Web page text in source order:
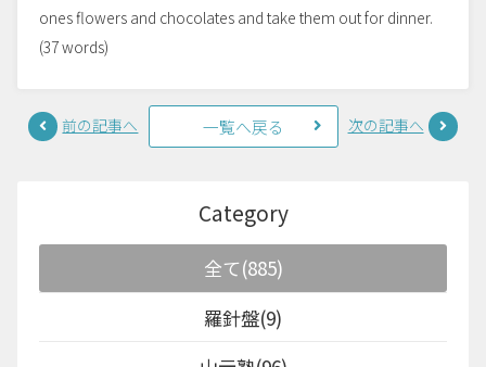
ones flowers and chocolates and take them out for dinner.
(37 words)
前の記事へ 一覧へ戻る 次の記事へ
Category
全て(885)
羅針盤(9)